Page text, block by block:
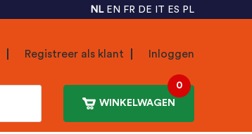
NL EN FR DE IT ES PL
Registreer als klant Inloggen
WINKELWAGEN
0